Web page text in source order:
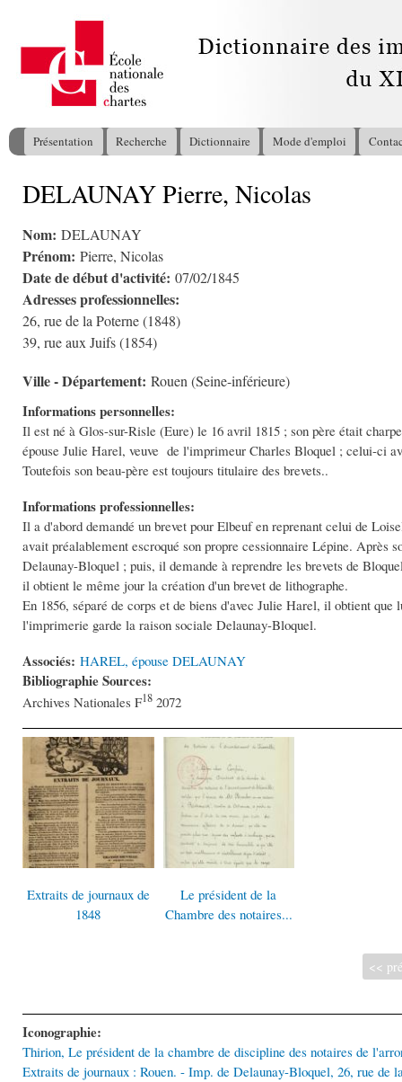
Menu principal
Présentation Recherche Dictionnaire Mode d'emploi
Vous êtes ici
DELAUNAY Pierre, Nicolas
Nom: DELAUNAY
Prénom: Pierre, Nicolas
Date de début d'activité: 07/02/1845
Adresses professionnelles:
26, rue de la Poterne (1848)
39, rue aux Juifs (1854)
Ville - Département: Rouen (Seine-inférieure)
Informations personnelles:
Il est né à Glos-sur-Risle (Eure) le 16 avril 1815 ; son père était
épouse Julie Harel, veuve de l'imprimeur Charles Bloquel ; celui-ci
Toutefois son beau-père est toujours titulaire des brevets..
Informations professionnelles:
Il a d'abord demandé un brevet pour Elbeuf en reprenant celui de
avait préalablement escroqué son propre cessionnaire Lépine.
Delaunay-Bloquel ; puis, il demande à reprendre les brevets de
il obtient le même jour la création d'un brevet de lithographe.
En 1856, séparé de corps et de biens d'avec Julie Harel, il obtient
l'imprimerie garde la raison sociale Delaunay-Bloquel.
Associés: HAREL, épouse DELAUNAY
Bibliographie Sources:
Archives Nationales F18 2072
Extraits de journaux de
1848
Le président de la
Chambre des notaires...
<<
Iconographie:
Thirion, Le président de la chambre de discipline des notaires de
Extraits de journaux : Rouen. - Imp. de Delaunay-Bloquel, 26, rue de